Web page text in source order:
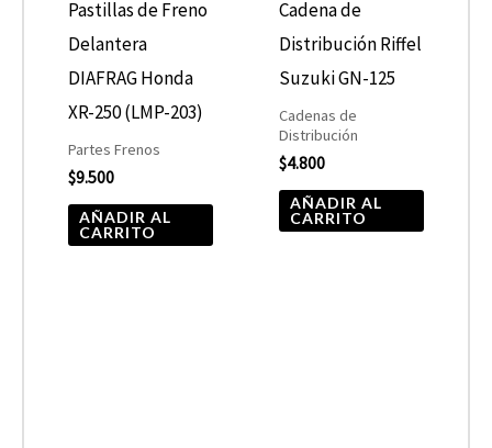
Pastillas de Freno
Delantera
DIAFRAG Honda
XR-250 (LMP-203)
Partes Frenos
$9.500
AÑADIR AL
CARRITO
Cadena de
Distribución Riffel
Suzuki GN-125
Cadenas de
Distribución
$4.800
AÑADIR AL
CARRITO